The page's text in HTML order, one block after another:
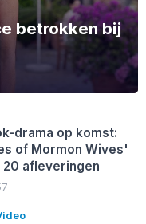
betrokken bij
drama op komst:
of Mormon Wives'
afleveringen